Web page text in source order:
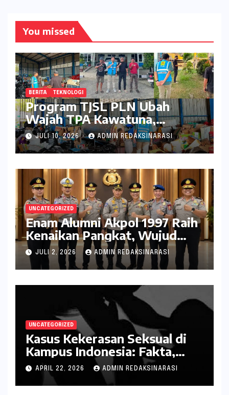
You missed
BERITA TEKNOLOGI
Program TJSL PLN Ubah
Wajah TPA Kawatuna,
Sampah Kini Bernilai Ekonomi
dan Lingkungan
JULI 10, 2026 ADMIN REDAKSINARASI
UNCATEGORIZED
Enam Alumni Akpol 1997 Raih
Kenaikan Pangkat, Wujud
Penghargaan atas Pengabdian
kepada Negara
JULI 2, 2026 ADMIN REDAKSINARASI
UNCATEGORIZED
Kasus Kekerasan Seksual di
Kampus Indonesia: Fakta,
Pola Berulang, dan Tantangan
Penanganannya
APRIL 22, 2026 ADMIN REDAKSINARASI